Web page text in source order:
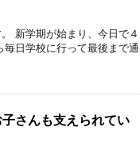
新学期が始まり、今日で４
日学校に行って最後まで通
さんも支えられてい